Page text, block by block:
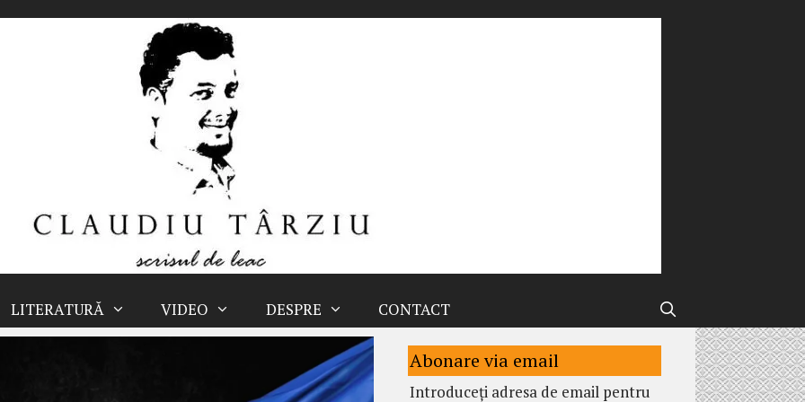
LITERATURĂ VIDEO DESPRE CONTACT
Abonare via email
Introduceți adresa de email pentru